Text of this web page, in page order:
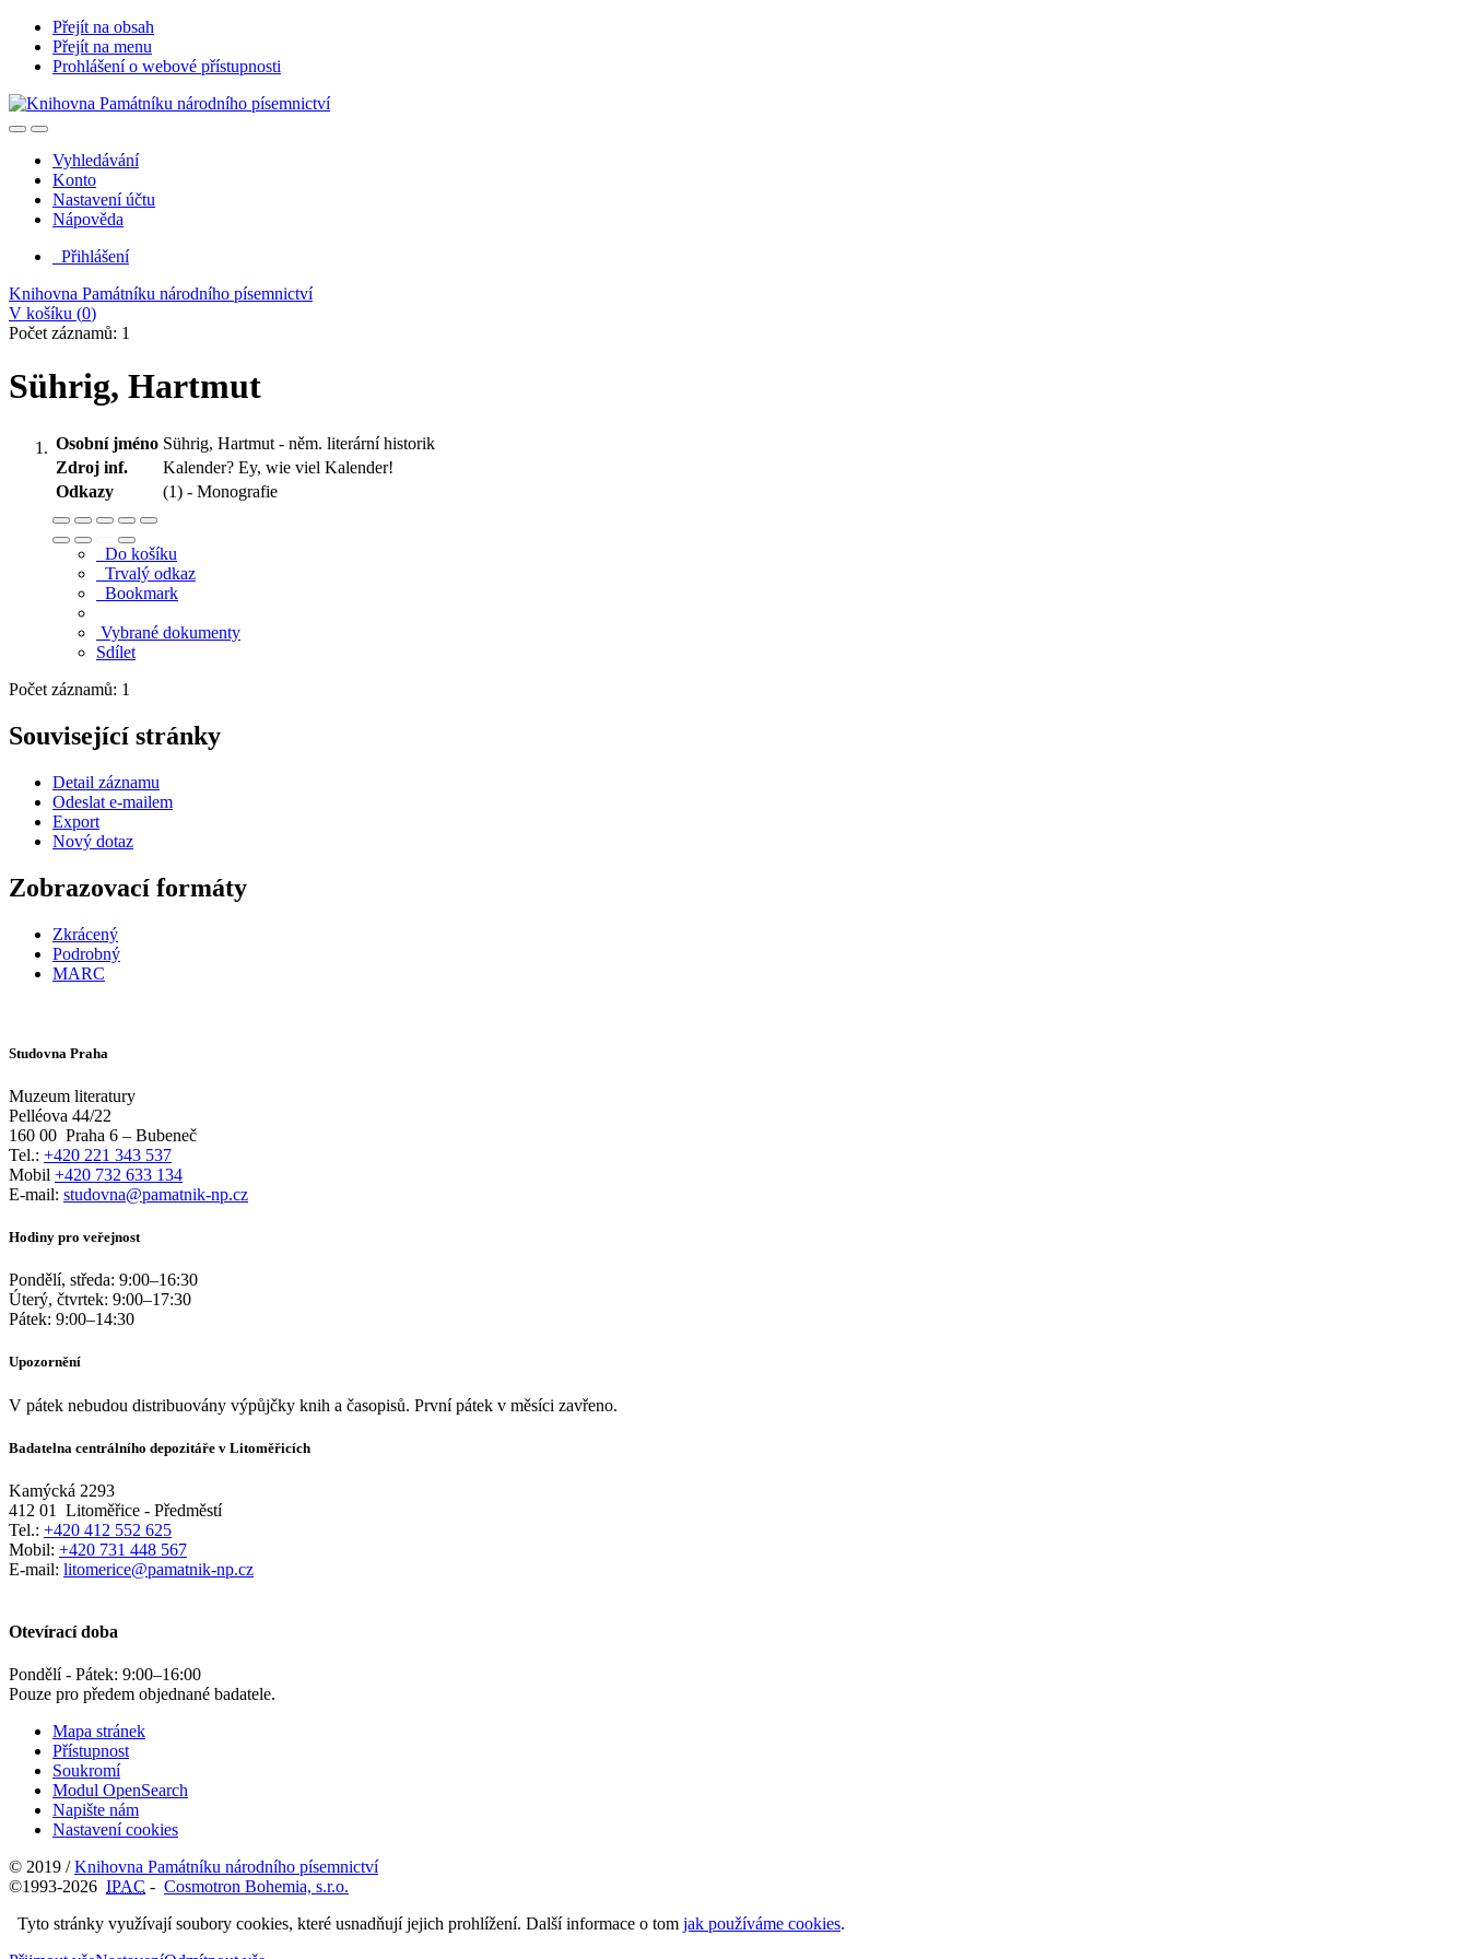
Přejít na obsah
Přejít na menu
Prohlášení o webové přístupnosti
Vyhledávání
Konto
Nastavení účtu
Nápověda
Přihlášení
Knihovna Památníku národního písemnictví
V košíku (0)
Počet záznamů: 1
Sührig, Hartmut
Osobní jméno Sührig, Hartmut - něm. literární historik
Zdroj inf.
Kalender? Ey, wie viel Kalender!
Odkazy
(1) - Monografie
Do košíku
Trvalý odkaz
Bookmark
Vybrané dokumenty
Sdílet
Počet záznamů: 1
Související stránky
Detail záznamu
Odeslat e-mailem
Export
Nový dotaz
Zobrazovací formáty
Zkrácený
Podrobný
MARC
Studovna Praha
Muzeum literatury
Pelléova 44/22
160 00 Praha 6 – Bubeneč
Tel.: +420 221 343 537
Mobil +420 732 633 134
E-mail: studovna@pamatnik-np.cz
Hodiny pro veřejnost
Pondělí, středa: 9:00–16:30
Úterý, čtvrtek: 9:00–17:30
Pátek: 9:00–14:30
Upozornění
V pátek nebudou distribuovány výpůjčky knih a časopisů. První pátek v měsíci zavřeno.
Badatelna centrálního depozitáře v Litoměřicích
Kamýcká 2293
412 01
Litoměřice - Předměstí
Tel.: +420 412 552 625
Mobil: +420 731 448 567
E-mail: litomerice@pamatnik-np.cz
Otevírací doba
Pondělí - Pátek: 9:00–16:00
Pouze pro předem objednané badatele.
Mapa stránek
Přístupnost
Soukromí
Modul OpenSearch
Napište nám
Nastavení cookies
© 2019 /Knihovna Památníku národního písemnictví
©1993-2026 IPAC - Cosmotron Bohemia, s.r.o.
Tyto stránky využívají soubory cookies, které usnadňují jejich prohlížení. Další informace o tom jak používáme cookies.